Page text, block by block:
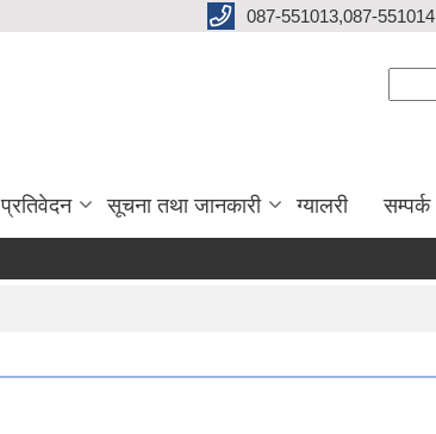
087-551013,087-551014
प्रतिवेदन सूचना तथा जानकारी ग्यालरी सम्पर्क